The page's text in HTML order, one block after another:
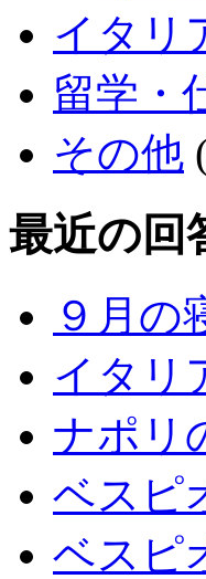
イタリ
留学・
その他
最近の回
９月の
イタリ
ナポリ
ベスピ
ベスピ